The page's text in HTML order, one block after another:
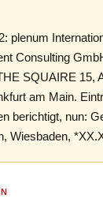
plenum
Consulting
SQUAIRE 15,
am Main.
berichtigt, nun:
Wiesbaden,